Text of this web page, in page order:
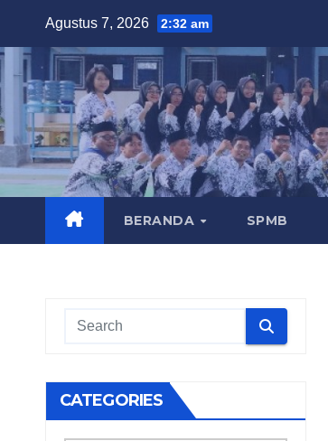
content
Agustus 7, 2026 2:32 am
BERANDA SPMB
CATEGORIES